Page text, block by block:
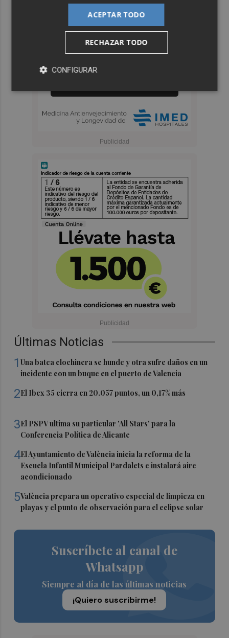
Últimas Noticias
1Una batea clochinera se hunde y otra sufre daños en un
incidente con un buque en el puerto de Valencia
2El Ibex 35 cierra en 20.057 puntos, un 0,17% más
3El PSPV ultima su particular 'All Stars' para la
Conferencia Política de Alicante
4El Ayuntamiento de València inicia la reforma de la
Escuela Infantil Municipal Pardalets e instalará aire
acondicionado
5València prepara un operativo especial de limpieza en
playas y el punto de observación para el eclipse solar
Suscríbete al canal de
Whatsapp
Siempre al día de las últimas noticias
¡Quiero suscribirme!
ACEPTAR TODO
RECHAZAR TODO
CONFIGURAR